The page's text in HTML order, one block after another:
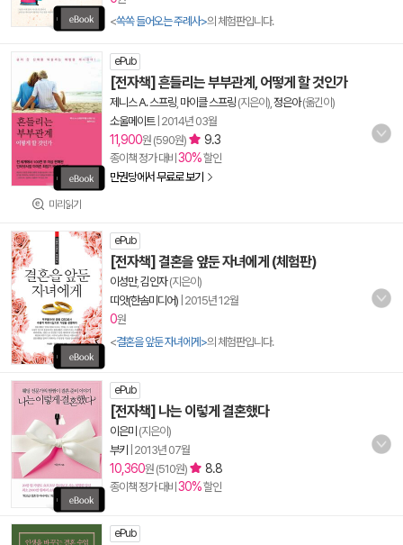
<쏙쏙 들어오는 주례사>의 체험판입니다.
미리읽기
ePub
[전자책] 흔들리는 부부관계, 어떻게 할 것인가
제니스 A. 스프링 마이클 스프링 (지은이), 정은아(옮긴이)
소울메이트| 2014년 03월
11,900원 (590원) 9.3
종이책 정가 대비 30%할인
만권당에서 무료로 보기
ePub
[전자책] 결혼을 앞둔 자녀에게 (체험판)
이성만,김인자(지은이)
띠앗(한솜미디어) 2015년 12월
0원
<결혼을 앞둔 자녀에게>의 체험판입니다.
ePub
[전자책] 나는 이렇게 결혼했다
이은미 (지은이)
부키
2013년 07월
10,360원 (510원) 8.8
종이책 정가 대비 30%할인
ePub